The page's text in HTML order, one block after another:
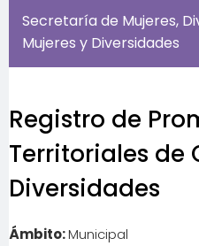
Secretaría de Mujeres,
Mujeres y Diversidades
Registro de
Territoriales de
Diversidades
Ámbito:Municipal